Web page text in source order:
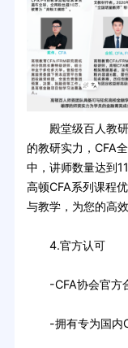
殿堂级百人教研
的教研实力，CFA
中，讲师数量达到
高顿CFA系列课程
与教学，为您的高
4.官方认可
-CFA协会官方
-拥有专为国内